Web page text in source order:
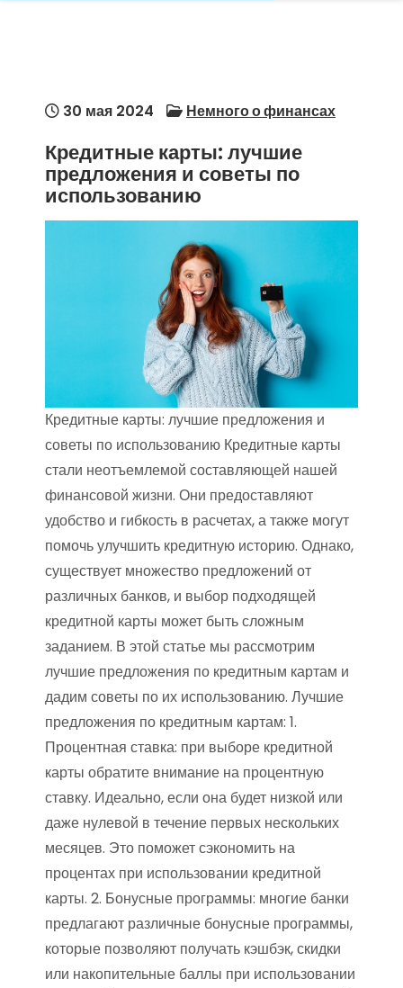
30 мая 2024 Немного о финансах
Кредитные карты: лучшие
предложения и советы по
использованию
Кредитные карты: лучшие предложения и
советы по использованию Кредитные карты
стали неотъемлемой составляющей нашей
финансовой жизни. Они предоставляют
удобство и гибкость в расчетах, а также могут
помочь улучшить кредитную историю. Однако,
существует множество предложений от
различных банков, и выбор подходящей
кредитной карты может быть сложным
заданием. В этой статье мы рассмотрим
лучшие предложения по кредитным картам и
дадим советы по их использованию. Лучшие
предложения по кредитным картам: 1.
Процентная ставка: при выборе кредитной
карты обратите внимание на процентную
ставку. Идеально, если она будет низкой или
даже нулевой в течение первых нескольких
месяцев. Это поможет сэкономить на
процентах при использовании кредитной
карты. 2. Бонусные программы: многие банки
предлагают различные бонусные программы,
которые позволяют получать кэшбэк, скидки
или накопительные баллы при использовании